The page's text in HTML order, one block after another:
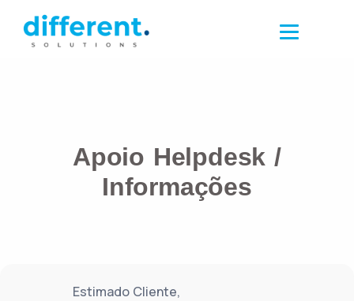
Apoio Helpdesk /
Informações
Estimado Cliente,